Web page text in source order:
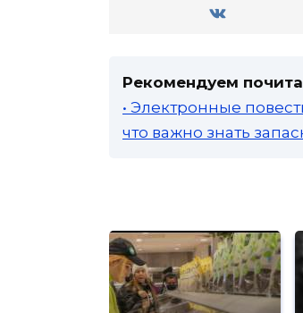
Рекомендуем
• Электронные
что важно знать